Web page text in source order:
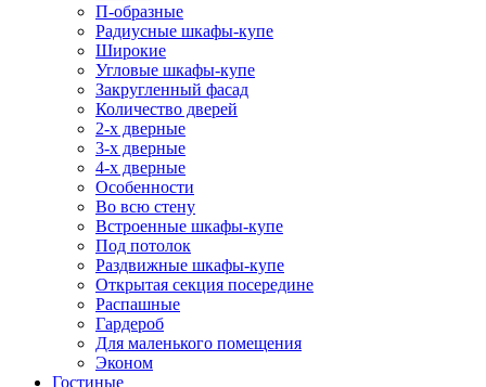
П-образные
Радиусные шкафы-купе
Широкие
Угловые шкафы-купе
Закругленный фасад
Количество дверей
2-х дверные
3-х дверные
4-х дверные
Особенности
Во всю стену
Встроенные шкафы-купе
Под потолок
Раздвижные шкафы-купе
Открытая секция посередине
Распашные
Гардероб
Для маленького помещения
Эконом
Гостиные